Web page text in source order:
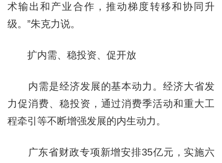
术输出和产业合作，推动梯度转移和协同升
级。”朱克力说。
扩内需、稳投资、促开放
内需是经济发展的基本动力。经济大省发
力促消费、稳投资，通过消费季活动和重大工
程牵引等不断增强发展的内生动力。
广东省财政专项新增安排35亿元，实施六